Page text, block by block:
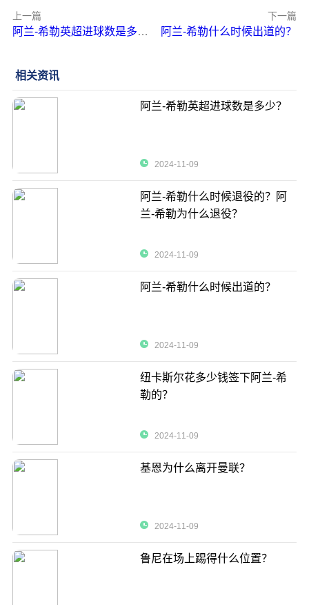
上一篇
阿兰-希勒英超进球数是多少？
下一篇
阿兰-希勒什么时候出道的？
相关资讯
阿兰-希勒英超进球数是多少？
2024-11-09
阿兰-希勒什么时候退役的？阿
兰-希勒为什么退役？
2024-11-09
阿兰-希勒什么时候出道的？
2024-11-09
纽卡斯尔花多少钱签下阿兰-希
勒的？
2024-11-09
基恩为什么离开曼联？
2024-11-09
鲁尼在场上踢得什么位置？